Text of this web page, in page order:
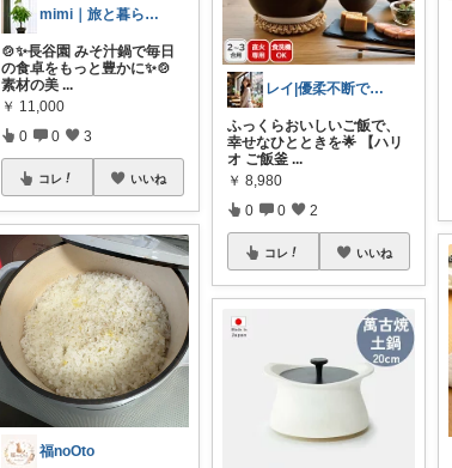
mimi｜旅と暮らし ✈️🌿
🍲✨長谷園 みそ汁鍋で毎日
の食卓をもっと豊かに✨🍲
素材の美 ...
￥ 11,000
0 0 3
コレ いいね
福noOto
レイ|優柔不断で選べない🥲
ふっくらおいしいご飯で、
幸せなひとときを🌟 【ハリ
オ ご飯釜 ...
￥ 8,980
0 0 2
コレ いいね